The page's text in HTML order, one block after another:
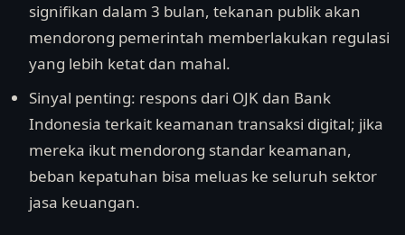
signifikan dalam 3 bulan, tekanan publik akan
mendorong pemerintah memberlakukan regulasi
yang lebih ketat dan mahal.
Sinyal penting: respons dari OJK dan Bank
Indonesia terkait keamanan transaksi digital; jika
mereka ikut mendorong standar keamanan,
beban kepatuhan bisa meluas ke seluruh sektor
jasa keuangan.